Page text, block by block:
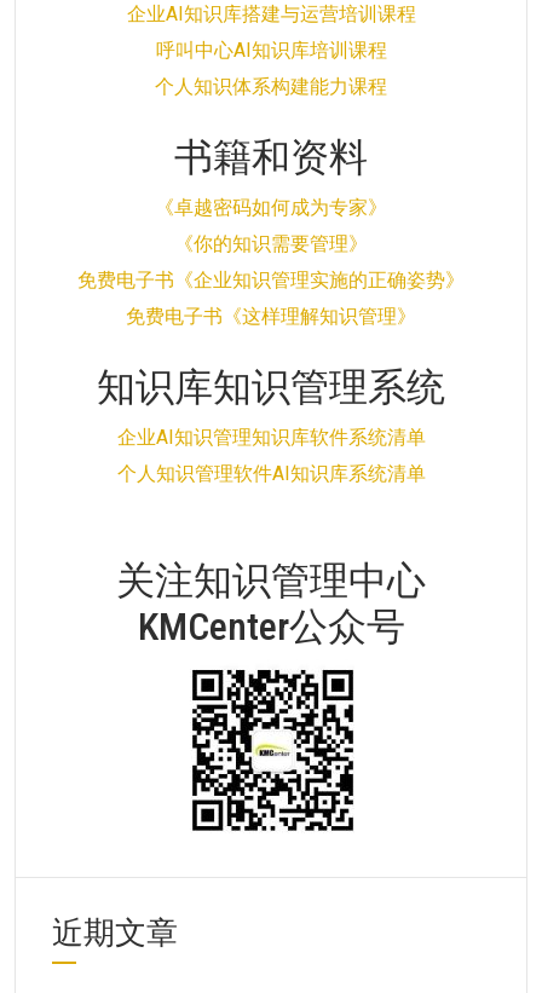
企业AI知识库搭建与运营培训课程
呼叫中心AI知识库培训课程
个人知识体系构建能力课程
书籍和资料
《卓越密码如何成为专家》
《你的知识需要管理》
免费电子书《企业知识管理实施的正确姿势》
免费电子书《这样理解知识管理》
知识库知识管理系统
企业AI知识管理知识库软件系统清单
个人知识管理软件AI知识库系统清单
关注知识管理中心
KMCenter公众号
近期文章